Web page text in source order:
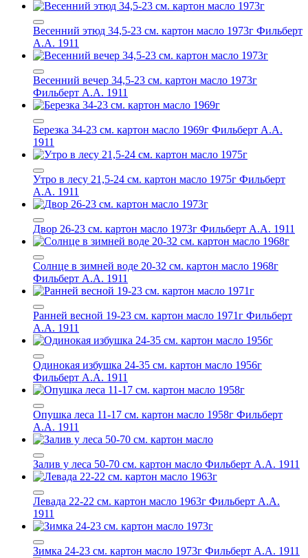
Весенний этюд 34,5-23 см. картон масло 1973г Фильберт
А.А. 1911
Весенний вечер 34,5-23 см. картон масло 1973г
Фильберт А.А. 1911
Березка 34-23 см. картон масло 1969г Фильберт А.А.
1911
Утро в лесу 21,5-24 см. картон масло 1975г Фильберт
А.А. 1911
Двор 26-23 см. картон масло 1973г Фильберт А.А. 1911
Солнце в зимней воде 20-32 см. картон масло 1968г
Фильберт А.А. 1911
Ранней весной 19-23 см. картон масло 1971г Фильберт
А.А. 1911
Одинокая избушка 24-35 см. картон масло 1956г
Фильберт А.А. 1911
Опушка леса 11-17 см. картон масло 1958г Фильберт
А.А. 1911
Залив у леса 50-70 см. картон масло Фильберт А.А. 1911
Левада 22-22 см. картон масло 1963г Фильберт А.А.
1911
Зимка 24-23 см. картон масло 1973г Фильберт А.А. 1911